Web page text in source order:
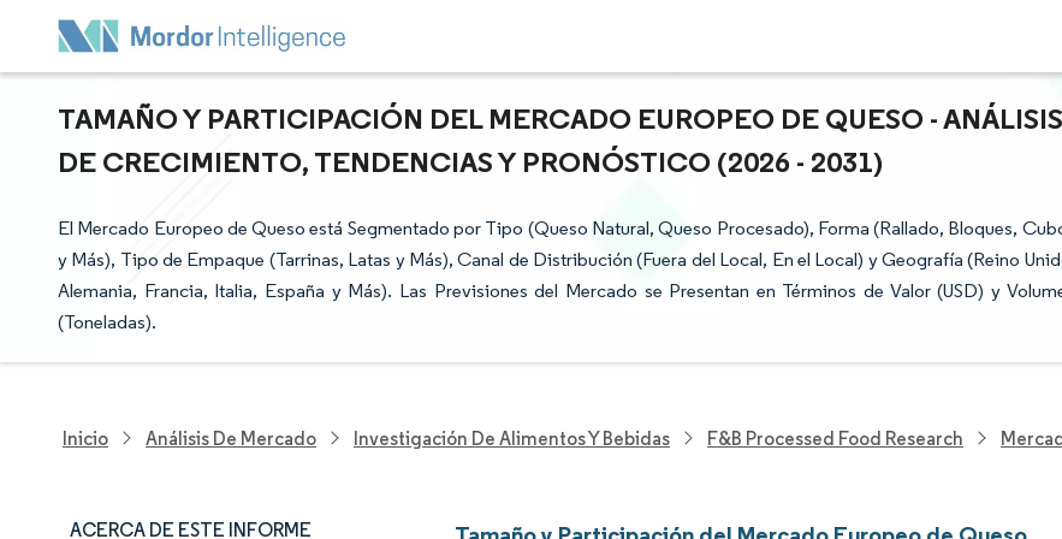
TAMAÑO Y PARTICIPACIÓN DEL MERCADO EUROPEO DE QUESO - ANÁLISIS
DE CRECIMIENTO, TENDENCIAS Y PRONÓSTICO (2026 - 2031)
El Mercado Europeo de Queso está Segmentado por Tipo (Queso Natural, Queso Procesado), Forma (Rallado, Bloques,
y Más), Tipo de Empaque (Tarrinas, Latas y Más), Canal de Distribución (Fuera del Local, En el Local) y Geografía (Reino
Alemania, Francia, Italia, España y Más). Las Previsiones del Mercado se Presentan en Términos de Valor (USD) y
(Toneladas).
Inicio Análisis De Mercado Investigación De Alimentos Y Bebidas F&B Processed Food Research
ACERCA DE ESTE INFORME